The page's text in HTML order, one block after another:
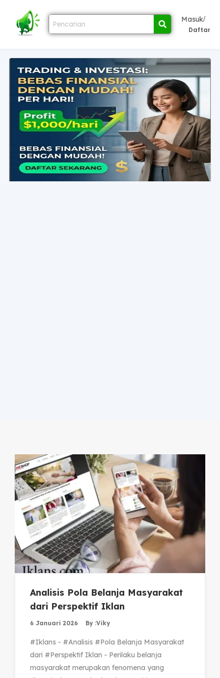
Masuk/
Daftar
Analisis Pola Belanja Masyarakat
dari Perspektif Iklan
6 Januari 2026 By :Viky
#Iklans - #Analisis #Pola Belanja Masyarakat
dari #Perspektif Iklan - Perilaku belanja
masyarakat merupakan fenomena yang